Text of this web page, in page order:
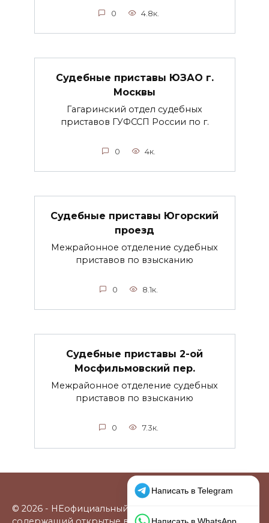
0 4.8к.
Судебные приставы ЮЗАО г.
Москвы
Гагаринский отдел судебных
приставов ГУФССП России по г.
0 4к.
Судебные приставы Югорский
проезд
Межрайонное отделение судебных
приставов по взысканию
0 8.1к.
Судебные приставы 2-ой
Мосфильмовский пер.
Межрайонное отделение судебных
приставов по взысканию
0 7.3к.
© 2026 - НЕофициальный информационный сайт,